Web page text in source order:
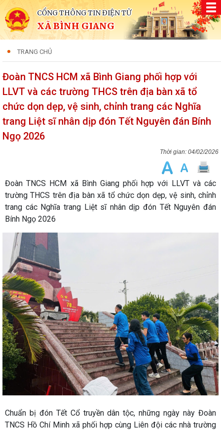
CỔNG THÔNG TIN ĐIỆN TỬ
XÃ BÌNH GIANG
TRANG CHỦ
Đoàn TNCS HCM xã Bình Giang phối hợp với
LLVT và các trường THCS trên địa bàn xã tổ
chức dọn dẹp, vệ sinh, chỉnh trang các Nghĩa
trang Liệt sĩ nhân dịp đón Tết Nguyên đán Bính
Ngọ 2026
04/02/2026
Đoàn TNCS HCM xã Bình Giang phối hợp với LLVT và các
trường THCS trên địa bàn xã tổ chức dọn dẹp, vệ sinh, chỉnh
trang các Nghĩa trang Liệt sĩ nhân dịp đón Tết Nguyên đán
Bính Ngọ 2026
Chuẩn bị đón Tết Cổ truyền dân tộc, những ngày này Đoàn
TNCS Hồ Chí Minh xã phối hợp cùng Liên đội các nhà trường